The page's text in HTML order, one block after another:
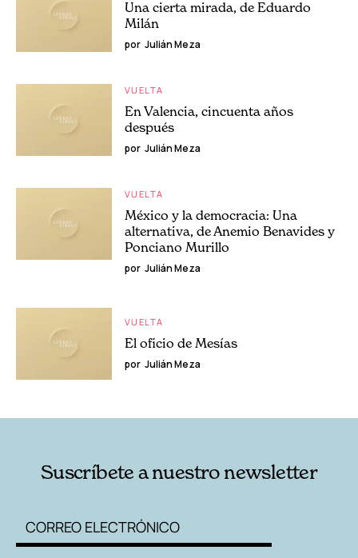
Una cierta mirada, de Eduardo
Milán
por Julián Meza
VUELTA
En Valencia, cincuenta años
después
por Julián Meza
VUELTA
México y la democracia: Una
alternativa, de Anemio Benavides y
Ponciano Murillo
por Julián Meza
VUELTA
El oficio de Mesías
por Julián Meza
Suscríbete a nuestro newsletter